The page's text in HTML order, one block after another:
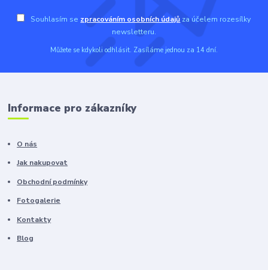
Souhlasím se zpracováním osobních údajů za účelem rozesílky
newsletteru.
Můžete se kdykoli odhlásit. Zasíláme jednou za 14 dní.
Informace pro zákazníky
O nás
Jak nakupovat
Obchodní podmínky
Fotogalerie
Kontakty
Blog